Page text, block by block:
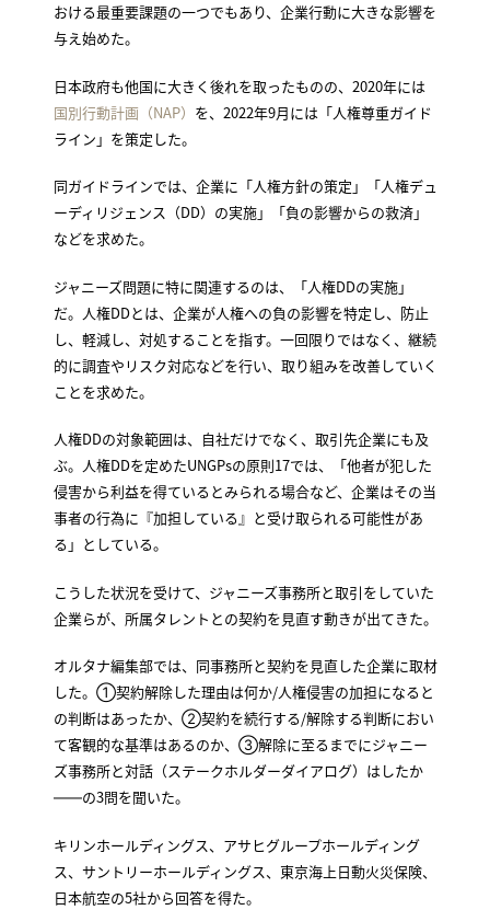
おける最重要課題の一つでもあり、企業行動に大きな影響を
与え始めた。
日本政府も他国に大きく後れを取ったものの、2020年には
国別行動計画（NAP） を、2022年9月には「人権尊重ガイド
ライン」を策定した。
同ガイドラインでは、企業に「人権方針の策定」「人権デュ
ーディリジェンス（DD）の実施」「負の影響からの救済」
などを求めた。
ジャニーズ問題に特に関連するのは、「人権DDの実施」
だ。人権DDとは、企業が人権への負の影響を特定し、防止
し、軽減し、対処することを指す。一回限りではなく、継続
的に調査やリスク対応などを行い、取り組みを改善していく
ことを求めた。
人権DDの対象範囲は、自社だけでなく、取引先企業にも及
ぶ。人権DDを定めたUNGPsの原則17では、「他者が犯した
侵害から利益を得ているとみられる場合など、企業はその当
事者の行為に『加担している』と受け取られる可能性があ
る」としている。
こうした状況を受けて、ジャニーズ事務所と取引をしていた
企業らが、所属タレントとの契約を見直す動きが出てきた。
オルタナ編集部では、同事務所と契約を見直した企業に取材
した。①契約解除した理由は何か/人権侵害の加担になると
の判断はあったか、②契約を続行する/解除する判断におい
て客観的な基準はあるのか、③解除に至るまでにジャニー
ズ事務所と対話（ステークホルダーダイアログ）はしたか
――の3問を聞いた。
キリンホールディングス、アサヒグループホールディング
ス、サントリーホールディングス、東京海上日動火災保険、
日本航空の5社から回答を得た。